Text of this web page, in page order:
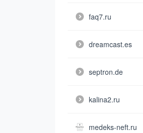
faq7.ru
dreamcast.es
septron.de
kalina2.ru
medeks-neft.ru